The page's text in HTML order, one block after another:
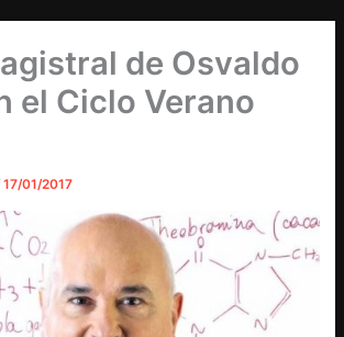
de Osvaldo
el Ciclo Verano
17/01/2017